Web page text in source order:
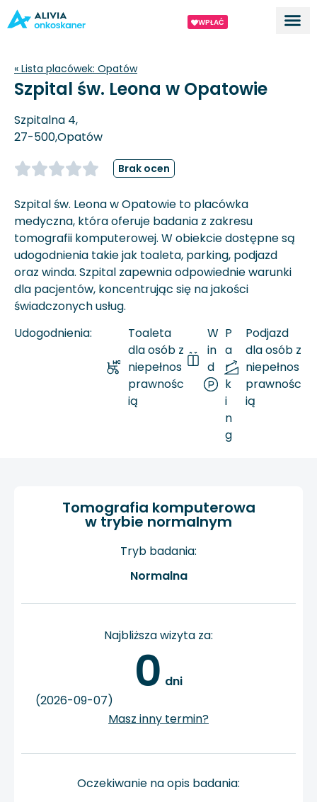
WPŁAĆ
« Lista placówek: Opatów
Szpital św. Leona w Opatowie
Szpitalna 4,
27-500,Opatów
Brak ocen
Szpital św. Leona w Opatowie to placówka
medyczna, która oferuje badania z zakresu
tomografii komputerowej. W obiekcie dostępne są
udogodnienia takie jak toaleta, parking, podjazd
oraz winda. Szpital zapewnia odpowiednie warunki
dla pacjentów, koncentrując się na jakości
świadczonych usług.
Udogodnienia:
Toaleta
dla osób z
niepełnos
prawnośc
ią
W
in
d
a
P
a
r
k
i
n
g
Podjazd
dla osób z
niepełnos
prawnośc
ią
Tomografia komputerowa
w trybie normalnym
Tryb badania:
Normalna
Najbliższa wizyta za:
0 dni
(2026-09-07)
Masz inny termin?
Oczekiwanie na opis badania: